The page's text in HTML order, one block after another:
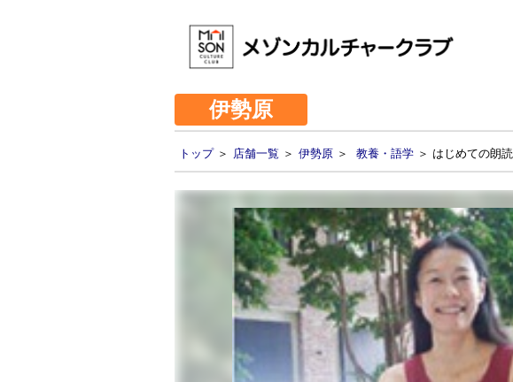
伊勢原
トップ＞ 店舗一覧 ＞ 伊勢原 ＞ 教養・語学 ＞ はじめての朗